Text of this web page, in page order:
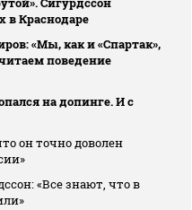
в Краснодаре
«Мы, как и «Спартак»,
поведение
на допинге. И с
он точно доволен
«Все знают, что в